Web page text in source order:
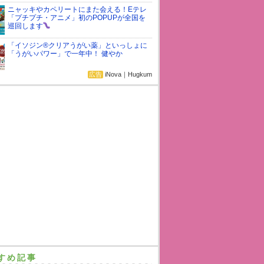
ニャッキやカペリートにまた会える！Eテレ
「プチプチ・アニメ」初のPOPUPが全国を
巡回します
「イソジン®クリアうがい薬」といっしょに
「うがいパワー」で一年中！ 健やか
広告iNova｜Hugkum
め記事